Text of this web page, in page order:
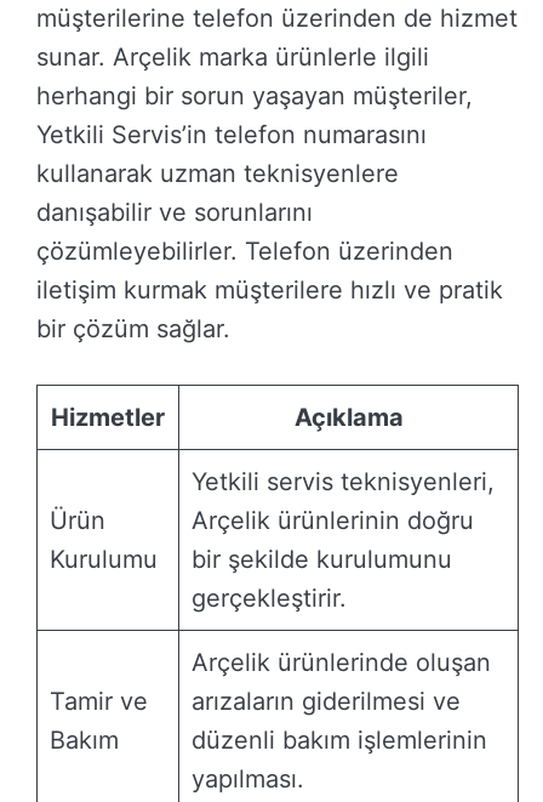
müşterilerine telefon üzerinden de hizmet
sunar. Arçelik marka ürünlerle ilgili
herhangi bir sorun yaşayan müşteriler,
Yetkili Servis’in telefon numarasını
kullanarak uzman teknisyenlere
danışabilir ve sorunlarını
çözümleyebilirler. Telefon üzerinden
iletişim kurmak müşterilere hızlı ve pratik
bir çözüm sağlar.
Hizmetler Açıklama
Ürün
Kurulumu
Yetkili servis teknisyenleri,
Arçelik ürünlerinin doğru
bir şekilde kurulumunu
gerçekleştirir.
Tamir ve
Bakım
Arçelik ürünlerinde oluşan
arızaların giderilmesi ve
düzenli bakım işlemlerinin
yapılması.